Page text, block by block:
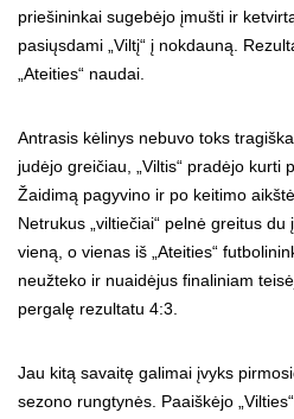
priešininkai sugebėjo įmušti ir
pasiųsdami „Viltį“ į nokdauną.
„Ateities“ naudai.
Antrasis kėlinys nebuvo toks
judėjo greičiau, „Viltis“ pradėjo kurti
Žaidimą pagyvino ir po keitimo
Netrukus „viltiečiai“ pelnė greitus
vieną, o vienas iš „Ateities“
neužteko ir nuaidėjus finaliniam
pergalę rezultatu 4:3.
Jau kitą savaitę galimai įvyks
sezono rungtynės. Paaiškėjo